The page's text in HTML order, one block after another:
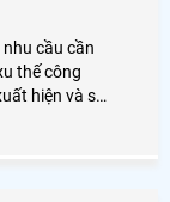
cầu cần
hiện và sử